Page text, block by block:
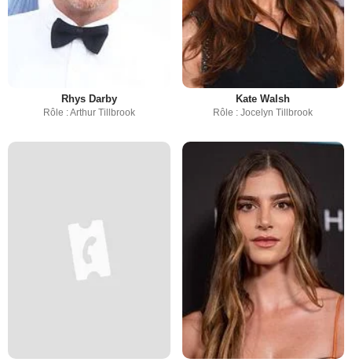
Rhys Darby
Rôle : Arthur Tillbrook
Kate Walsh
Rôle : Jocelyn Tillbrook